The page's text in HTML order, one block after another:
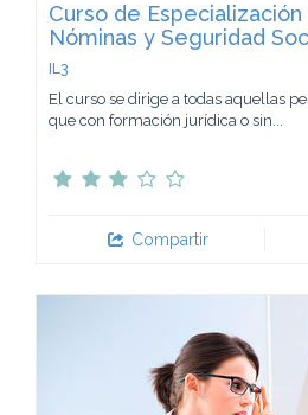
Curso de
Nóminas y Seguridad
IL3
El curso se dirige a todas aquellas
que con formación jurídica o sin...
Compartir